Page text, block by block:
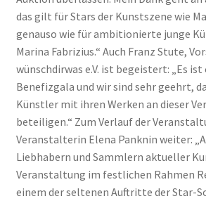
das gilt für Stars der Kunstszene wie
genauso wie für ambitionierte junge
Marina Fabrizius.“ Auch Franz Stute,
wünschdirwas e.V. ist begeistert: „Es
Benefizgala und wir sind sehr geehrt,
Künstler mit ihren Werken an dieser
beteiligen.“ Zum Verlauf der
Veranstalterin Elena Panknin weiter:
Liebhabern und Sammlern aktueller
Veranstaltung im festlichen Rahmen
einem der seltenen Auftritte der Star-